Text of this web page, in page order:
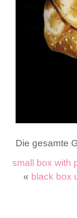
Die gesamte
small box with
« black box